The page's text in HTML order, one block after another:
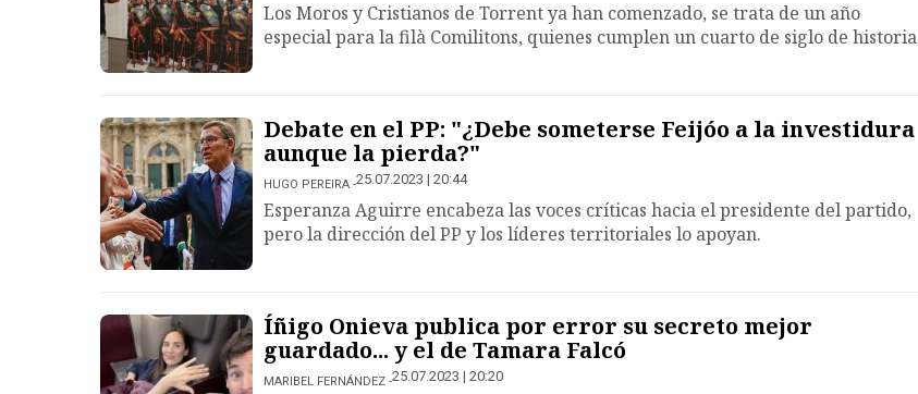
Los Moros y Cristianos de Torrent ya han comenzado, se trata de un año
especial para la filà Comilitons, quienes cumplen un cuarto de siglo de historia
Debate en el PP: "¿Debe someterse Feijóo a la investidura
aunque la pierda?"
HUGO PEREIRA 25.07.2023 | 20:44
Esperanza Aguirre encabeza las voces críticas hacia el presidente del partido,
pero la dirección del PP y los líderes territoriales lo apoyan.
Íñigo Onieva publica por error su secreto mejor
guardado... y el de Tamara Falcó
MARIBEL FERNÁNDEZ 25.07.2023 | 20:20